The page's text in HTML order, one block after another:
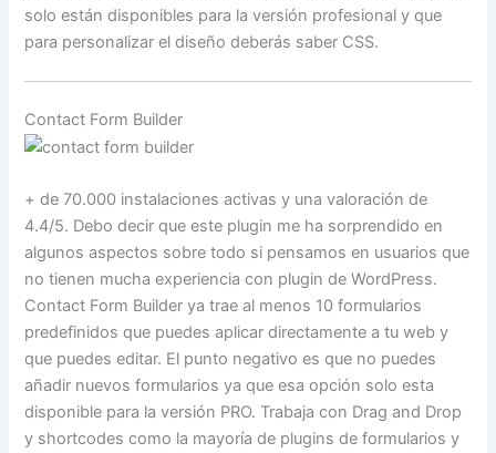
solo están disponibles para la versión profesional y que
para personalizar el diseño deberás saber CSS.
Contact Form Builder
+ de 70.000 instalaciones activas y una valoración de
4.4/5. Debo decir que este plugin me ha sorprendido en
algunos aspectos sobre todo si pensamos en usuarios que
no tienen mucha experiencia con plugin de WordPress.
Contact Form Builder ya trae al menos 10 formularios
predefinidos que puedes aplicar directamente a tu web y
que puedes editar. El punto negativo es que no puedes
añadir nuevos formularios ya que esa opción solo esta
disponible para la versión PRO. Trabaja con Drag and Drop
y shortcodes como la mayoría de plugins de formularios y